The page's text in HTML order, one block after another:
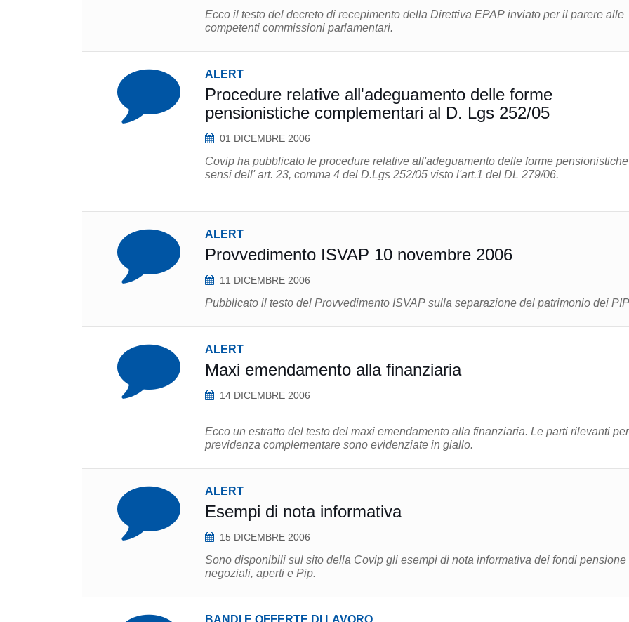
Ecco il testo del decreto di recepimento della Direttiva EPAP inviato per il parere alle
competenti commissioni parlamentari.
ALERT
Procedure relative all'adeguamento delle forme
pensionistiche complementari al D. Lgs 252/05
01 DICEMBRE 2006
Covip ha pubblicato le procedure relative all'adeguamento delle forme
sensi dell' art. 23, comma 4 del D.Lgs 252/05 visto l'art.1 del DL 279/06.
ALERT
Provvedimento ISVAP 10 novembre 2006
11 DICEMBRE 2006
Pubblicato il testo del Provvedimento ISVAP sulla separazione del patrimonio dei PIP
ALERT
Maxi emendamento alla finanziaria
14 DICEMBRE 2006
Ecco un estratto del testo del maxi emendamento alla finanziaria. Le parti rilevanti
previdenza complementare sono evidenziate in giallo.
ALERT
Esempi di nota informativa
15 DICEMBRE 2006
Sono disponibili sul sito della Covip gli esempi di nota informativa dei fondi pensione
negoziali, aperti e Pip.
BANDI E OFFERTE DI LAVORO